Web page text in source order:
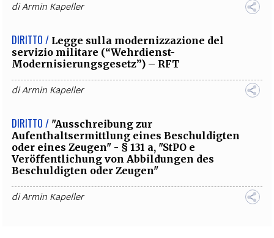
diArmin Kapeller
DIRITTO / Legge sulla modernizzazione del
servizio militare (“Wehrdienst-
Modernisierungsgesetz”) – RFT
diArmin Kapeller
DIRITTO / "Ausschreibung zur
Aufenthaltsermittlung eines Beschuldigten
oder eines Zeugen" - § 131 a, "StPO e
Veröffentlichung von Abbildungen des
Beschuldigten oder Zeugen"
diArmin Kapeller